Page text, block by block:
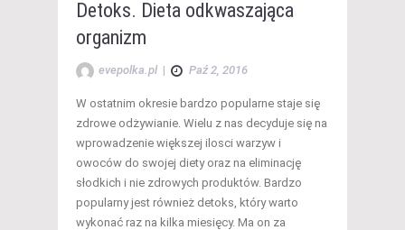
Detoks. Dieta odkwaszająca
organizm
evepolka.pl | Paź 2, 2016
W ostatnim okresie bardzo popularne staje się
zdrowe odżywianie. Wielu z nas decyduje się na
wprowadzenie większej ilosci warzyw i
owoców do swojej diety oraz na eliminację
słodkich i nie zdrowych produktów. Bardzo
popularny jest również detoks, który warto
wykonać raz na kilka miesięcy. Ma on za